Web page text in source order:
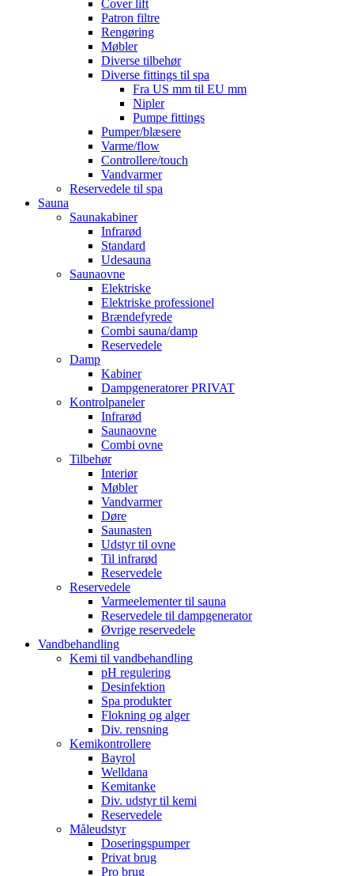
Cover lift
Patron filtre
Rengøring
Møbler
Diverse tilbehør
Diverse fittings til spa
Fra US mm til EU mm
Nipler
Pumpe fittings
Pumper/blæsere
Varme/flow
Controllere/touch
Vandvarmer
Reservedele til spa
Sauna
Saunakabiner
Infrarød
Standard
Udesauna
Saunaovne
Elektriske
Elektriske professionel
Brændefyrede
Combi sauna/damp
Reservedele
Damp
Kabiner
Dampgeneratorer PRIVAT
Kontrolpaneler
Infrarød
Saunaovne
Combi ovne
Tilbehør
Interiør
Møbler
Vandvarmer
Døre
Saunasten
Udstyr til ovne
Til infrarød
Reservedele
Reservedele
Varmeelementer til sauna
Reservedele til dampgenerator
Øvrige reservedele
Vandbehandling
Kemi til vandbehandling
pH regulering
Desinfektion
Spa produkter
Flokning og alger
Div. rensning
Kemikontrollere
Bayrol
Welldana
Kemitanke
Div. udstyr til kemi
Reservedele
Måleudstyr
Doseringspumper
Privat brug
Pro brug